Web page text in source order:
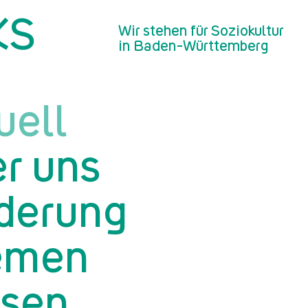
Württemberg 2025 stehen
Wir stehen für Soziokultur
in Baden-Württemberg
uns